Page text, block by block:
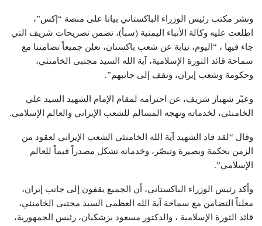
ونشر مكتب رئيس الوزراء الباكستاني بيانا على منصة “إكس”،
اطلعت عليه وكالة الأنباء اليمنية (سبأ)، تضمن تصريحات شريف التي
جاء فيها ، “اليوم، نيابة عن شعب باكستان، نعلن جميعاً تضامننا مع
سماحة قائد الثورة الإسلامية، آية الله السيد مجتبى الخامنئي،
وحكومة وشعب إيران، ونقف إلى جانبهم”.
وعبّر شهباز شريف، عن احترامه لمقام الإمام الشهيد السيد علي
الخامنئي، لخدماته ونهجه المسالم للشعب الإيراني والعالم الإسلامي.
وقال “لقد قاد الشهيد آية الله الخامنئي الشعب الإيراني لعقود من
الزمن بحكمة وبصيرة وتبصّر، وخدماته تشكل مصدراً قيماً للعالم
الإسلامي”.
وأكد رئيس الوزراء الباكستاني، أن الجميع يقفون إلى جانب إيران،
معلناً التضامن مع سماحة آية الله العظمى السيد مجتبى الخامنئي،
قائد الثورة الإسلامية ، والدكتور مسعود بزشكيان، رئيس الجمهورية،